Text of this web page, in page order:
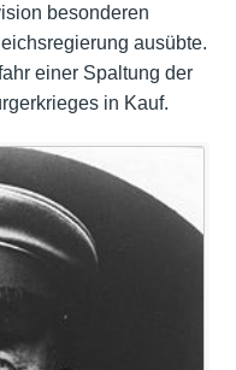
besonderen
ausübte.
einer Spaltung der
in Kauf.